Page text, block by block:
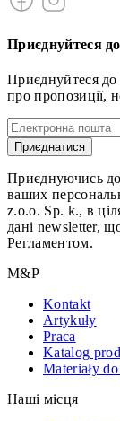
Приєднуйтеся
Приєднуйтеся
про пропозиції,
Приєднатися
Приєднуючись
ваших
z.o.o. Sp. k., в
дані newsletter,
Регламентом.
M&P
Kontakt
Artykuły
Praca
Katalog
Materiały
Наші місця